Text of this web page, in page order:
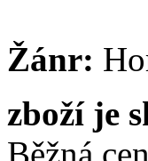
Žánr:
zboží je